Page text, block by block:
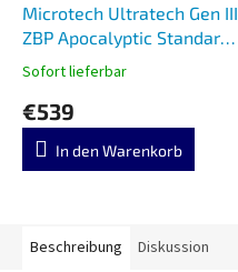
Microtech Ultratech Gen III
ZBP Apocalyptic Standard
1122-10 APNC
Sofort lieferbar
€539
In den Warenkorb
Beschreibung Diskussion